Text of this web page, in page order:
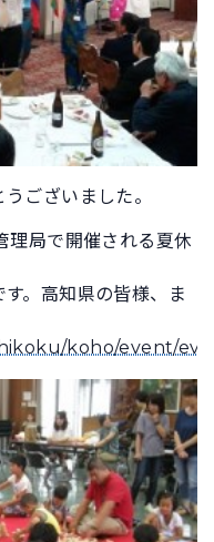
ございました。
局で開催される夏休
す。高知県の皆様、ま
koho/event/